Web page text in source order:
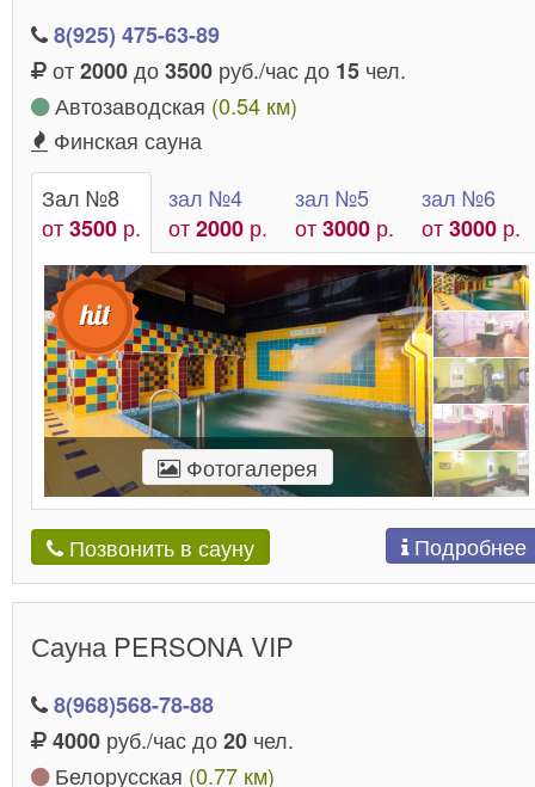
8(925) 475-63-89
от2000до3500 руб./час до 15 чел.
Автозаводская (0.54 км)
Финская сауна
Зал №8
от3500 р.
зал №4
от2000 р.
зал №5
от3000 р.
зал №6
от3000 р.
Фотогалерея
Позвонить в сауну Подробнее
Сауна PERSONA VIP
8(968)568-78-88
4000 руб./час до20 чел.
Белорусская (0.77 км)